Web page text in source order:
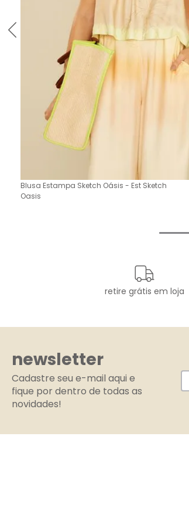
Blusa Estampa Sketch Oásis - Est Sketch
Oasis
retire grátis em loja
newsletter
Cadastre seu e-mail aqui e
fique por dentro de todas as
novidades!